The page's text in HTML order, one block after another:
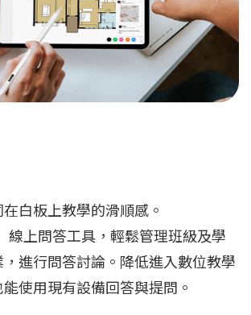
白板上教學的滑順感。
線上問答工具，輕鬆管理班級及學
進行問答討論。降低進入數位教學
使用現有設備回答與提問。